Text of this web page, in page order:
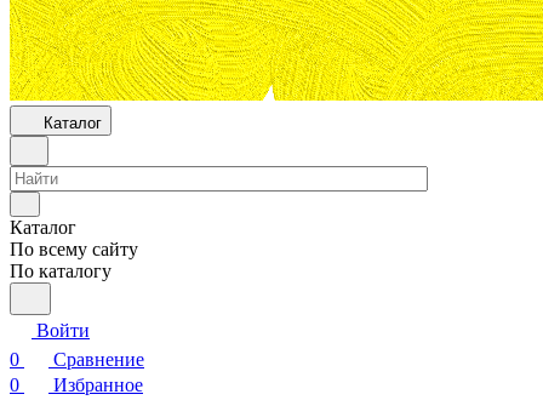
Каталог
Каталог
По всему сайту
По каталогу
Войти
0
Сравнение
0
Избранное